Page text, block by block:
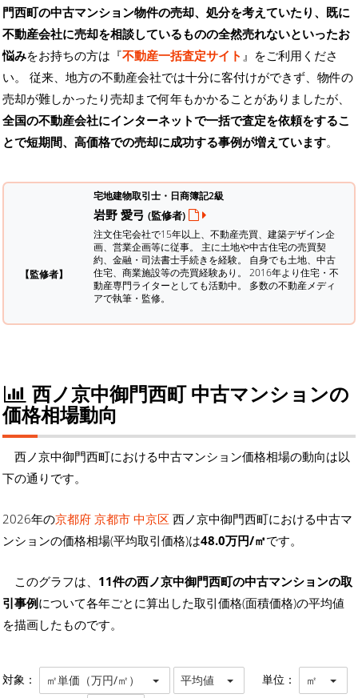
門西町の中古マンション物件の売却、処分を考えていたり、既に
不動産会社に売却を相談しているものの全然売れないといったお
悩みをお持ちの方は『不動産一括査定サイト 』をご利用くださ
い。 従来、地方の不動産会社では十分に客付けができず、物件の
売却が難しかったり売却まで何年もかかることがありましたが、
全国の不動産会社にインターネットで一括で査定を依頼をするこ
とで短期間、高価格での売却に成功する事例が増えています。
【監修者】
宅地建物取引士・日商簿記2級
岩野 愛弓 (監修者)
注文住宅会社で15年以上、不動産売買、建築デザイン企
画、営業企画等に従事。 主に土地や中古住宅の売買契
約、金融・司法書士手続きを経験。 自身でも土地、中古
住宅、商業施設等の売買経験あり。 2016年より住宅・不
動産専門ライターとしても活動中。 多数の不動産メディ
アで執筆・監修。
西ノ京中御門西町 中古マンションの
価格相場動向
西ノ京中御門西町における中古マンション価格相場の動向は以
下の通りです。
2026年の京都府 京都市 中京区 西ノ京中御門西町における中古マ
ンションの価格相場(平均取引価格)は48.0万円/㎡です。
このグラフは、 11件の西ノ京中御門西町の中古マンションの取
引事例について各年ごとに算出した取引価格(面積価格)の平均値
を描画したものです。
対象： ㎡単価（万円/㎡） 平均値 単位： ㎡